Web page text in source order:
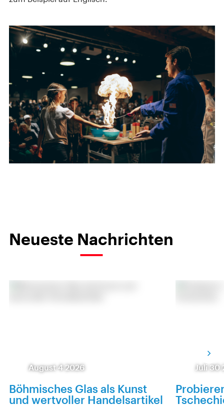
Neueste Nachrichten
August 4 2026
Böhmisches Glas als Kunst
und wertvoller Handelsartikel
Juli 30